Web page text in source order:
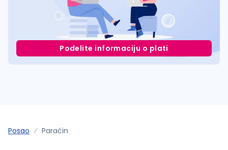
Podelite informaciju o plati
Posao Paraćin